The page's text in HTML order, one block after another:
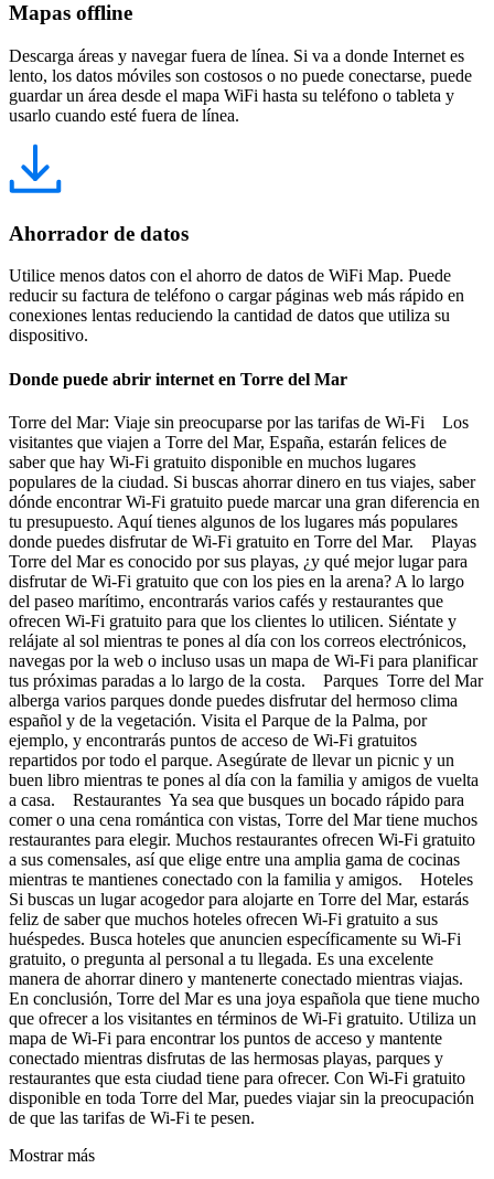
Mapas offline
Descarga áreas y navegar fuera de línea. Si va a donde Internet es
lento, los datos móviles son costosos o no puede conectarse, puede
guardar un área desde el mapa WiFi hasta su teléfono o tableta y
usarlo cuando esté fuera de línea.
Ahorrador de datos
Utilice menos datos con el ahorro de datos de WiFi Map. Puede
reducir su factura de teléfono o cargar páginas web más rápido en
conexiones lentas reduciendo la cantidad de datos que utiliza su
dispositivo.
Donde puede abrir internet en Torre del Mar
Torre del Mar: Viaje sin preocuparse por las tarifas de Wi-Fi Los
visitantes que viajen a Torre del Mar, España, estarán felices de
saber que hay Wi-Fi gratuito disponible en muchos lugares
populares de la ciudad. Si buscas ahorrar dinero en tus viajes, saber
dónde encontrar Wi-Fi gratuito puede marcar una gran diferencia en
tu presupuesto. Aquí tienes algunos de los lugares más populares
donde puedes disfrutar de Wi-Fi gratuito en Torre del Mar. Playas
Torre del Mar es conocido por sus playas, ¿y qué mejor lugar para
disfrutar de Wi-Fi gratuito que con los pies en la arena? A lo largo
del paseo marítimo, encontrarás varios cafés y restaurantes que
ofrecen Wi-Fi gratuito para que los clientes lo utilicen. Siéntate y
relájate al sol mientras te pones al día con los correos electrónicos,
navegas por la web o incluso usas un mapa de Wi-Fi para planificar
tus próximas paradas a lo largo de la costa. Parques Torre del Mar
alberga varios parques donde puedes disfrutar del hermoso clima
español y de la vegetación. Visita el Parque de la Palma, por
ejemplo, y encontrarás puntos de acceso de Wi-Fi gratuitos
repartidos por todo el parque. Asegúrate de llevar un picnic y un
buen libro mientras te pones al día con la familia y amigos de vuelta
a casa. Restaurantes Ya sea que busques un bocado rápido para
comer o una cena romántica con vistas, Torre del Mar tiene muchos
restaurantes para elegir. Muchos restaurantes ofrecen Wi-Fi gratuito
a sus comensales, así que elige entre una amplia gama de cocinas
mientras te mantienes conectado con la familia y amigos. Hoteles
Si buscas un lugar acogedor para alojarte en Torre del Mar, estarás
feliz de saber que muchos hoteles ofrecen Wi-Fi gratuito a sus
huéspedes. Busca hoteles que anuncien específicamente su Wi-Fi
gratuito, o pregunta al personal a tu llegada. Es una excelente
manera de ahorrar dinero y mantenerte conectado mientras viajas.
En conclusión, Torre del Mar es una joya española que tiene mucho
que ofrecer a los visitantes en términos de Wi-Fi gratuito. Utiliza un
mapa de Wi-Fi para encontrar los puntos de acceso y mantente
conectado mientras disfrutas de las hermosas playas, parques y
restaurantes que esta ciudad tiene para ofrecer. Con Wi-Fi gratuito
disponible en toda Torre del Mar, puedes viajar sin la preocupación
de que las tarifas de Wi-Fi te pesen.
Mostrar más